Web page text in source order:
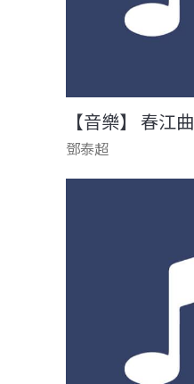
【音樂】 春江曲
鄧泰超